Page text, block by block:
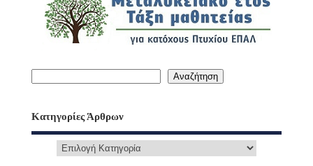
Αναζήτηση
Κατηγορίες Άρθρων